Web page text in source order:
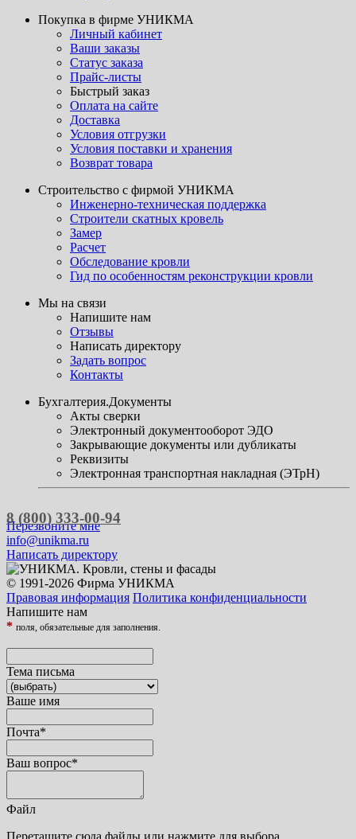
Покупка в фирме УНИКМА
Личный кабинет
Ваши заказы
Статус заказа
Прайс-листы
Быстрый заказ
Оплата на сайте
Доставка
Условия отгрузки
Условия поставки и хранения
Возврат товара
Строительство с фирмой УНИКМА
Инженерно-техническая поддержка
Строители скатных кровель
Замер
Расчет
Обследование кровли
Гид по особенностям реконструкции кровли
Мы на связи
Напишите нам
Отзывы
Написать директору
Задать вопрос
Контакты
Бухгалтерия.Документы
Акты сверки
Электронный документооборот ЭДО
Закрывающие документы или дубликаты
Реквизиты
Электронная транспортная накладная (ЭТрН)
8 (800) 333-00-94
Перезвоните мне
info@unikma.ru
Написать директору
© 1991-2026 Фирма УНИКМА
Правовая информация Политика конфиденциальности
Напишите нам
* поля, обязательные для заполнения.
Тема письма
Ваше имя
Почта*
Ваш вопрос*
Файл
Перетащите сюда файлы или нажмите для выбора